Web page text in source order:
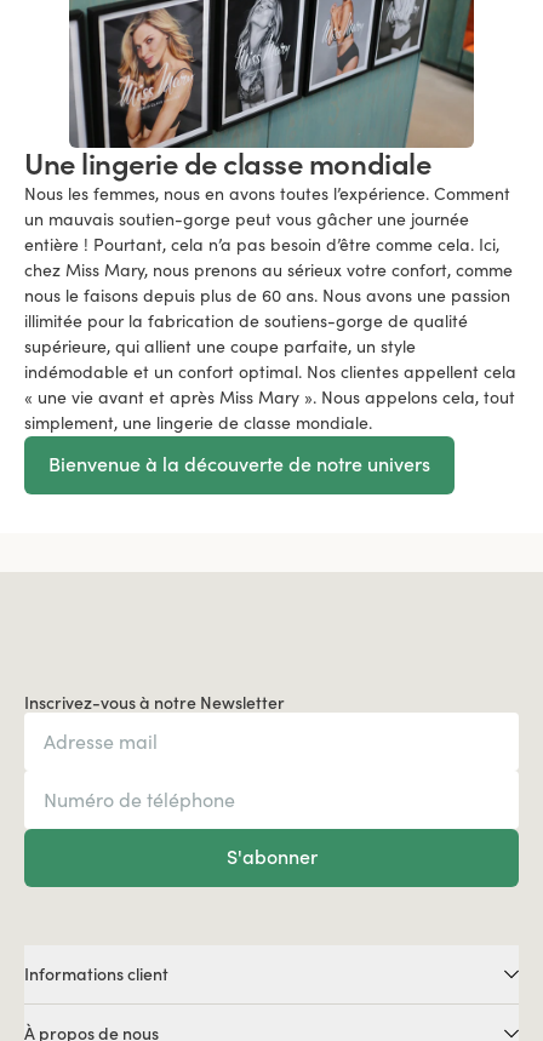
Une lingerie de classe mondiale
Nous les femmes, nous en avons toutes l’expérience. Comment
un mauvais soutien-gorge peut vous gâcher une journée
entière ! Pourtant, cela n’a pas besoin d’être comme cela. Ici,
chez Miss Mary, nous prenons au sérieux votre confort, comme
nous le faisons depuis plus de 60 ans. Nous avons une passion
illimitée pour la fabrication de soutiens-gorge de qualité
supérieure, qui allient une coupe parfaite, un style
indémodable et un confort optimal. Nos clientes appellent cela
« une vie avant et après Miss Mary ». Nous appelons cela, tout
simplement, une lingerie de classe mondiale.
Bienvenue à la découverte de notre univers
Inscrivez-vous à notre Newsletter
S'abonner
Informations client
À propos de nous